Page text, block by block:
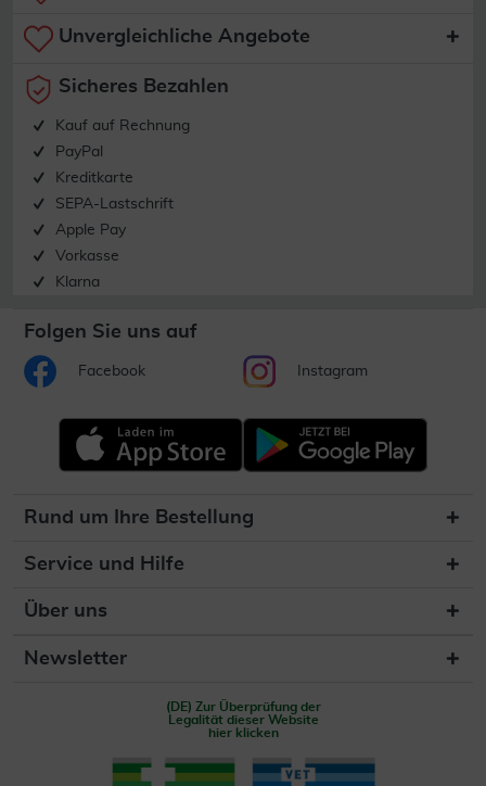
Unvergleichliche Angebote
Sicheres Bezahlen
Kauf auf Rechnung
PayPal
Kreditkarte
SEPA-Lastschrift
Apple Pay
Vorkasse
Klarna
Folgen Sie uns auf
Facebook Instagram
Rund um Ihre Bestellung
Service und Hilfe
Über uns
Newsletter
(DE) Zur Überprüfung der
Legalität dieser Website
hier klicken